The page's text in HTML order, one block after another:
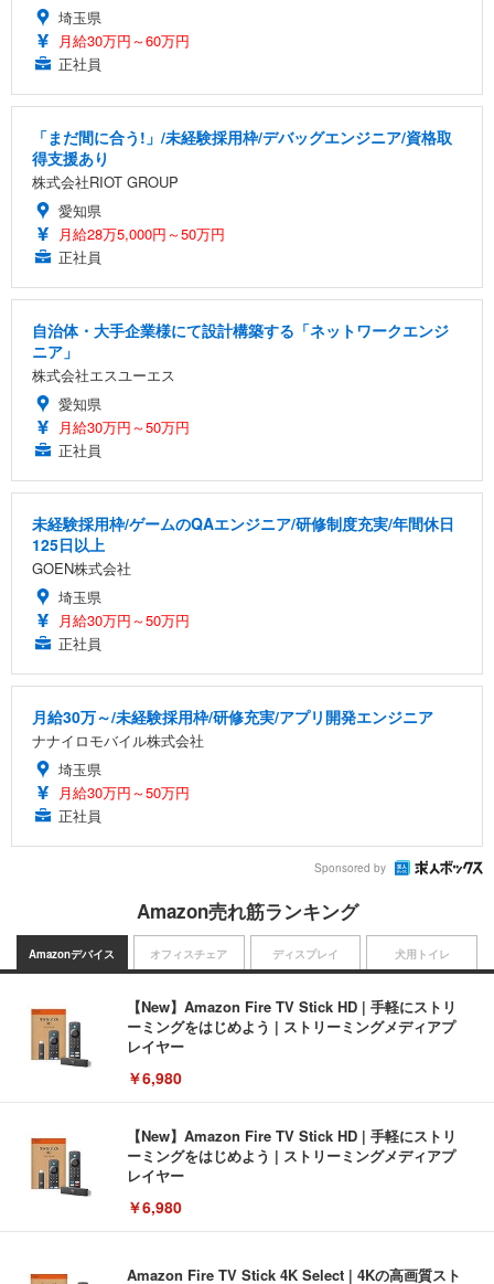
埼玉県
月給30万円～60万円
正社員
「まだ間に合う!」/未経験採用枠/デバッグエンジニア/資格取
得支援あり
株式会社RIOT GROUP
愛知県
月給28万5,000円～50万円
正社員
自治体・大手企業様にて設計構築する「ネットワークエンジ
ニア」
株式会社エスユーエス
愛知県
月給30万円～50万円
正社員
未経験採用枠/ゲームのQAエンジニア/研修制度充実/年間休日
125日以上
GOEN株式会社
埼玉県
月給30万円～50万円
正社員
月給30万～/未経験採用枠/研修充実/アプリ開発エンジニア
ナナイロモバイル株式会社
埼玉県
月給30万円～50万円
正社員
Sponsored by
Amazon売れ筋ランキング
Amazonデバイス
【New】Amazon Fire TV Stick HD | 手軽にストリ
ーミングをはじめよう | ストリーミングメディアプ
レイヤー
￥6,980
【New】Amazon Fire TV Stick HD | 手軽にストリ
ーミングをはじめよう | ストリーミングメディアプ
レイヤー
￥6,980
Amazon Fire TV Stick 4K Select | 4Kの高画質スト
オフィスチェア ディスプレイ 犬用トイレ